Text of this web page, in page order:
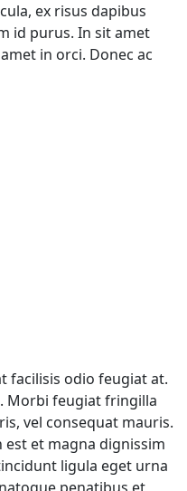
ex risus dapibus
id purus. In sit amet
in orci. Donec ac
facilisis odio feugiat at.
Morbi feugiat fringilla
vel consequat mauris.
est et magna dignissim
ligula eget urna